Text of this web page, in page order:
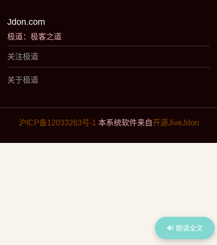
Jdon.com
极道：极客之道
关注极道
关于极道
沪ICP备12033263号-1 本系统软件来自开源JiveJdon
🔊 朗读全文